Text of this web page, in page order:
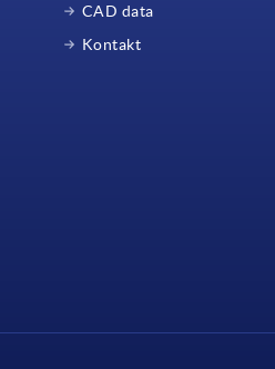
CAD data
Kontakt